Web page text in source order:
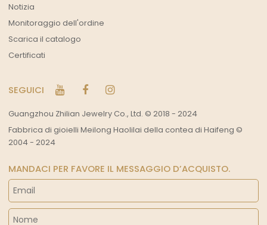
Notizia
Monitoraggio dell'ordine
Scarica il catalogo
Certificati
SEGUICI
Guangzhou Zhilian Jewelry Co., Ltd. © 2018 - 2024
Fabbrica di gioielli Meilong Haolilai della contea di Haifeng ©
2004 - 2024
MANDACI PER FAVORE IL MESSAGGIO D’ACQUISTO.